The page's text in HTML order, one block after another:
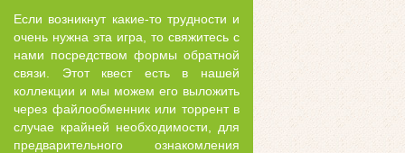
Если возникнут какие-то трудности и
очень нужна эта игра, то свяжитесь с
нами посредством формы обратной
связи. Этот квест есть в нашей
коллекции и мы можем его выложить
через файлообменник или торрент в
случае крайней необходимости, для
предварительного ознакомления